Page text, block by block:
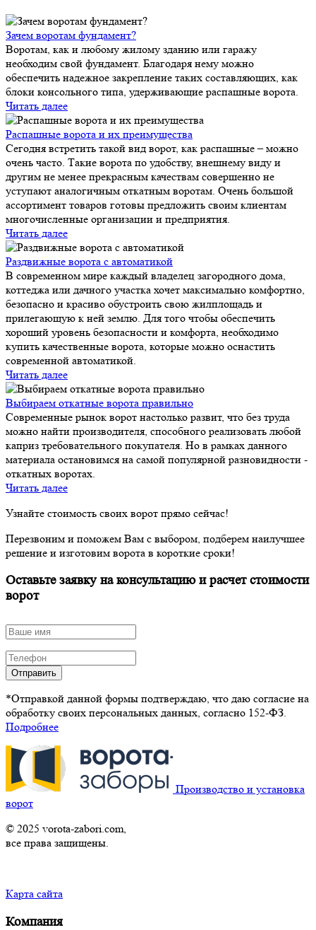
Зачем воротам фундамент?
Воротам, как и любому жилому зданию или гаражу
необходим свой фундамент. Благодаря нему можно
обеспечить надежное закрепление таких составляющих, как
блоки консольного типа, удерживающие распашные ворота.
Читать далее
Распашные ворота и их преимущества
Сегодня встретить такой вид ворот, как распашные – можно
очень часто. Такие ворота по удобству, внешнему виду и
другим не менее прекрасным качествам совершенно не
уступают аналогичным откатным воротам. Очень большой
ассортимент товаров готовы предложить своим клиентам
многочисленные организации и предприятия.
Читать далее
Раздвижные ворота с автоматикой
В современном мире каждый владелец загородного дома,
коттеджа или дачного участка хочет максимально комфортно,
безопасно и красиво обустроить свою жилплощадь и
прилегающую к ней землю. Для того чтобы обеспечить
хороший уровень безопасности и комфорта, необходимо
купить качественные ворота, которые можно оснастить
современной автоматикой.
Читать далее
Выбираем откатные ворота правильно
Современные рынок ворот настолько развит, что без труда
можно найти производителя, способного реализовать любой
каприз требовательного покупателя. Но в рамках данного
материала остановимся на самой популярной разновидности -
откатных воротах.
Читать далее
Узнайте стоимость своих ворот прямо сейчас!
Перезвоним и поможем Вам с выбором, подберем наилучшее
решение и изготовим ворота в короткие сроки!
Оставьте заявку на консультацию и расчет стоимости
ворот
Отправить
*Отправкой данной формы подтверждаю, что даю согласие на
обработку своих персональных данных, согласно 152-ФЗ.
Подробнее
Производство и установка
ворот
© 2025 vorota-zabori.com,
все права защищены.
Карта сайта
Компания